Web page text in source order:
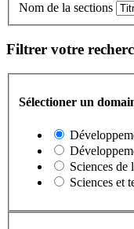
Nom de la sections
Filtrer votre
Sélectioner un
Sciences de
Sciences et